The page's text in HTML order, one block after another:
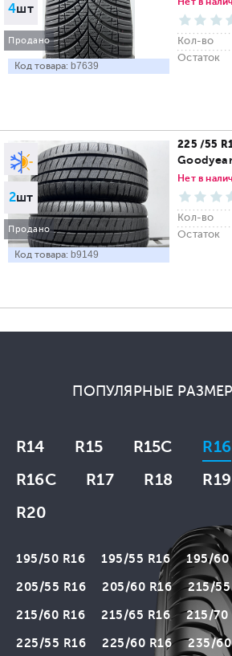
4шт
Продано
Код товара: b7639
Кол-во
Остаток
2шт
Продано
Код товара: b9149
225 /55
Нет в
Кол-во
Остаток
ПОПУЛЯРНЫЕ
R14 R15 R15C
R16
R16C
R17 R18
R19
R20
195/50 R16 195/55 R16
195/60
205/55 R16
205/60 R16
215/55
215/60 R16
215/65 R16
215/70
225/55 R16
225/60 R16 235/60